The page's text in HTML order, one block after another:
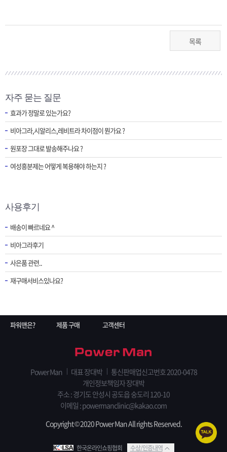
목록
자주 묻는 질문
효과가 정말로 있는가요?
비아그라,시알리스,레비트라 차이점이 뭔가요 ?
원포장 그대로 발송해주나요 ?
여성흥분제는 어떻게 복용해야 하는지 ?
사용후기
배송이 빠르네요 ^
비아그라후기
사은품 관련..
재구매서비스있나요?
파워맨은? 제품 구매 고객센터
Power Man 대표 장대박
통신판매업신고번호 2020-0478
개인정보책임자 장대박
주소 : 경기도 안성시 공도읍 숭도리 120-10
이메일 : powermanclinic@kakao.com
Copyright © 2020 Power Man All rights Reserved.
한국온라인쇼핑협회 수상/인증내역